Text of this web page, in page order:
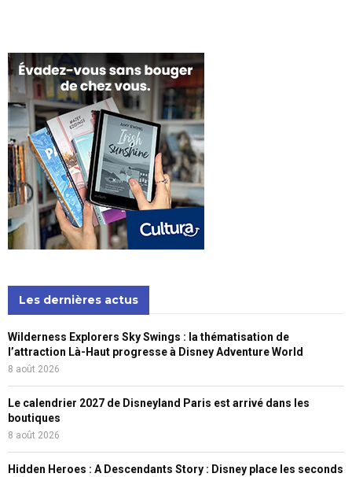
Les dernières actus
Wilderness Explorers Sky Swings : la thématisation de
l’attraction Là-Haut progresse à Disney Adventure World
8 août 2026
Le calendrier 2027 de Disneyland Paris est arrivé dans les
boutiques
8 août 2026
Hidden Heroes : A Descendants Story : Disney place les seconds